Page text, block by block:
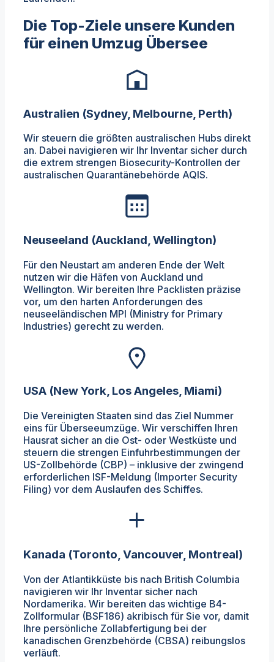
Die Top-Ziele unsere Kunden
für einen Umzug Übersee
Australien (Sydney, Melbourne, Perth)
Wir steuern die größten australischen Hubs direkt
an. Dabei navigieren wir Ihr Inventar sicher durch
die extrem strengen Biosecurity-Kontrollen der
australischen Quarantänebehörde AQIS.
Neuseeland (Auckland, Wellington)
Für den Neustart am anderen Ende der Welt
nutzen wir die Häfen von Auckland und
Wellington. Wir bereiten Ihre Packlisten präzise
vor, um den harten Anforderungen des
neuseeländischen MPI (Ministry for Primary
Industries) gerecht zu werden.
USA (New York, Los Angeles, Miami)
Die Vereinigten Staaten sind das Ziel Nummer
eins für Überseeumzüge. Wir verschiffen Ihren
Hausrat sicher an die Ost- oder Westküste und
steuern die strengen Einfuhrbestimmungen der
US-Zollbehörde (CBP) – inklusive der zwingend
erforderlichen ISF-Meldung (Importer Security
Filing) vor dem Auslaufen des Schiffes.
Kanada (Toronto, Vancouver, Montreal)
Von der Atlantikküste bis nach British Columbia
navigieren wir Ihr Inventar sicher nach
Nordamerika. Wir bereiten das wichtige B4-
Zollformular (BSF186) akribisch für Sie vor, damit
Ihre persönliche Zollabfertigung bei der
kanadischen Grenzbehörde (CBSA) reibungslos
verläuft.